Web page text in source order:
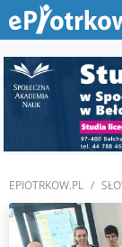
EPIOTRKOW.PL